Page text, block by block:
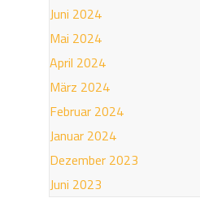
Juni 2024
Mai 2024
April 2024
März 2024
Februar 2024
Januar 2024
Dezember 2023
Juni 2023